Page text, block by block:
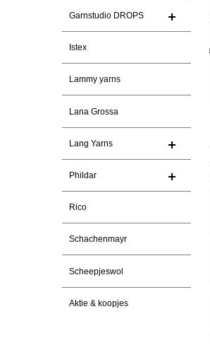
Garnstudio DROPS
Istex
Lammy yarns
Lana Grossa
Lang Yarns
Phildar
Rico
Schachenmayr
Scheepjeswol
Aktie & koopjes
30-7-2026
Christel Vanderlinden
Snelle levering. En prima garen